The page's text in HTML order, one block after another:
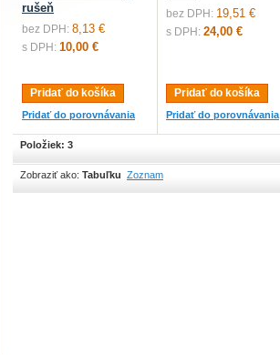
rušeň
bez DPH: 8,13 €
s DPH: 10,00 €
Pridať do košíka
Pridať do porovnávania
bez DPH: 19,51 €
s DPH: 24,00 €
Pridať do košíka
Pridať do porovnávania
Položiek: 3
Zobraziť ako: Tabuľku Zoznam